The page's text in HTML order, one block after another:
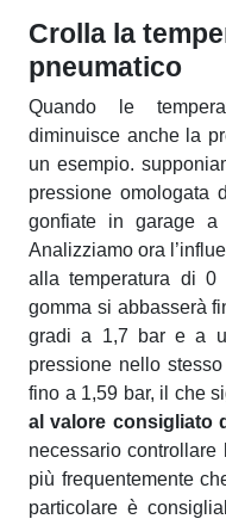
Crolla la
pneumatico
Quando le
diminuisce anche la
un esempio.
pressione omologata
gonfiate in garage a
Analizziamo ora
alla temperatura di 0
gomma si abbasserà
gradi a 1,7 bar e a
pressione nello
fino a 1,59 bar, il che
al valore consigliato
necessario
più frequentemente
particolare è